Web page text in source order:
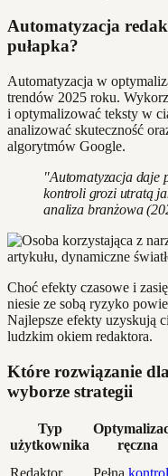
Automatyzacja
pułapka?
Automatyzacja w
trendów 2025 roku.
i optymalizować teksty w
analizować skuteczność
algorytmów Google.
"Automatyzacja daje
kontroli grozi utratą
analiza branżowa
Choć efekty czasowe i
niesie ze sobą ryzyko
Najlepsze efekty uzyskują
ludzkim okiem redaktora.
Które rozwiązanie
wyborze strategii
Typ
użytkownika
ręczna